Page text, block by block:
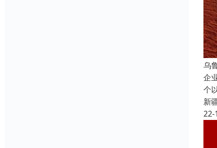
乌
企
个
新
22-